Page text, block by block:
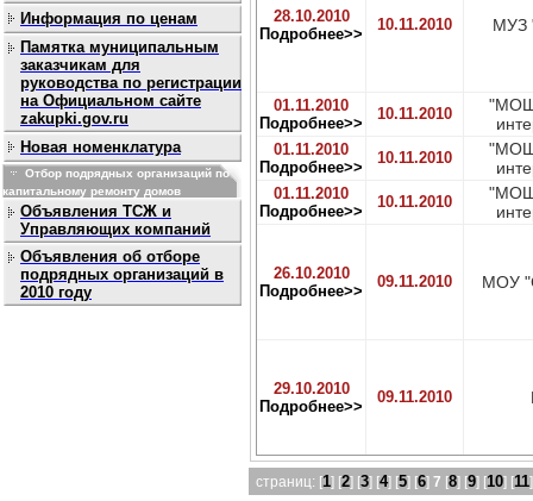
Информация по ценам
Памятка муниципальным
заказчикам для
руководства по регистрации
на Официальном сайте
zakupki.gov.ru
Новая номенклатура
Отбор подрядных организаций по
капитальному ремонту домов
Объявления ТСЖ и
Управляющих компаний
Объявления об отборе
подрядных организаций в
2010 году
28.10.2010
Подробнее>>
10.11.2010 МУЗ
01.11.2010
Подробнее>>
10.11.2010
01.11.2010
Подробнее>>
10.11.2010
01.11.2010
Подробнее>>
10.11.2010
26.10.2010
Подробнее>>
09.11.2010 МОУ
29.10.2010
Подробнее>>
09.11.2010
страниц: [1] [2] [3] [4] [5] [6] 7 [8] [9] [10] [11